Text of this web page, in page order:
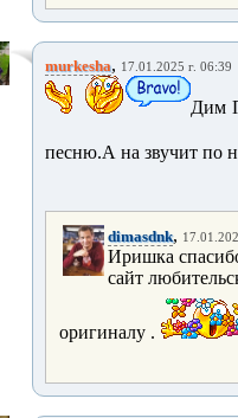
murkesha, 17.01.2025 г. 06:39
Дим
песню.А на звучит по
dimasdnk,
Иришка
сайт
оригиналу .